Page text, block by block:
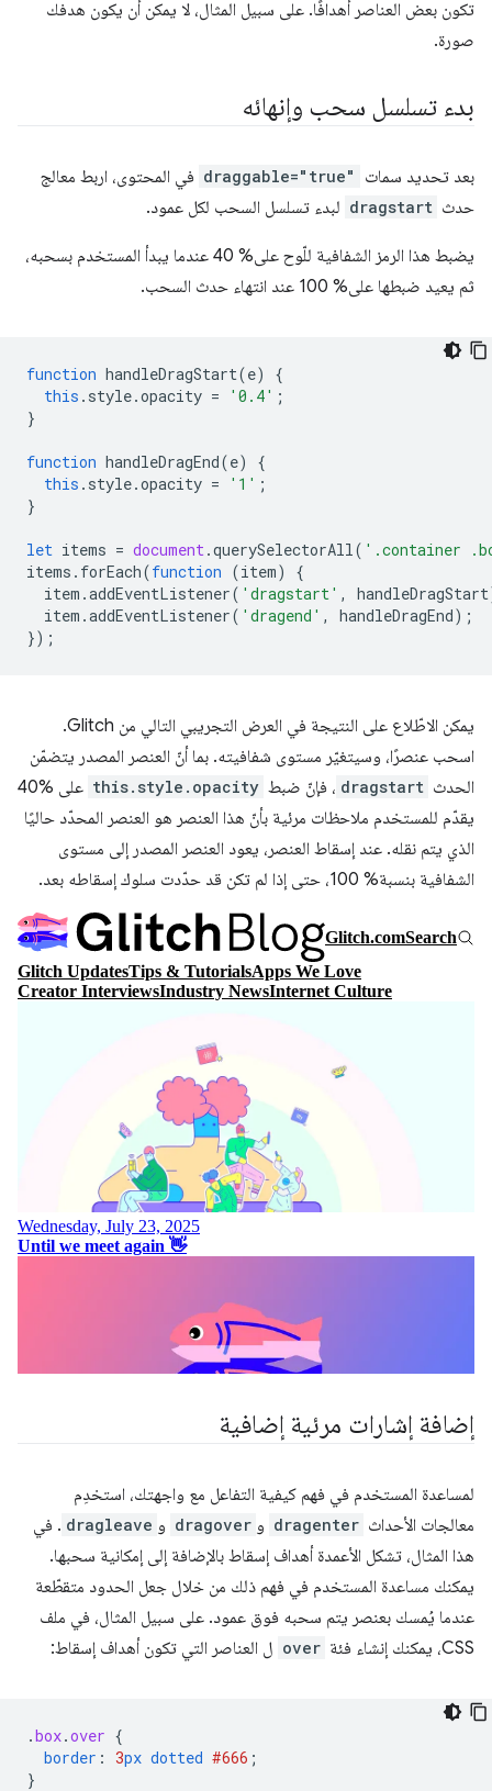
تكون بعض العناصر أهدافًا. على سبيل المثال، لا يمكن أن يكون هدفك
صورة.
بدء تسلسل سحب وإنهائه
بعد تحديد سمات draggable="true" في المحتوى، اربط معالج
حدث dragstart لبدء تسلسل السحب لكل عمود.
يضبط هذا الرمز الشفافية للّوح على% 40 عندما يبدأ المستخدم بسحبه،
ثم يعيد ضبطها على% 100 عند انتهاء حدث السحب.
function handleDragStart(e)
{
this . style.opacity = '0.4' ;
}
function handleDragEnd(e)
{
this . style.opacity = '1' ;
}
let items = document.querySelectorAll( '.container
items . forEach(function (item)
{
item .addEventListener( 'dragstart' , handleDragStart
item .addEventListener( 'dragend' , handleDragEnd);
});
يمكن الاطّلاع على النتيجة في العرض التجريبي التالي من Glitch.
اسحب عنصرًا، وسيتغيّر مستوى شفافيته. بما أنّ العنصر المصدر يتضمّن
الحدث dragstart ، فإنّ ضبط this.style.opacity
على ‎40%
يقدّم للمستخدم ملاحظات مرئية بأنّ هذا العنصر هو العنصر المحدّد حاليًا
الذي يتم نقله. عند إسقاط العنصر، يعود العنصر المصدر إلى مستوى
الشفافية بنسبة% 100، حتى إذا لم تكن قد حدّدت سلوك إسقاطه بعد.
إضافة إشارات مرئية إضافية
لمساعدة المستخدم في فهم كيفية التفاعل مع واجهتك، استخدِم
معالجات الأحداث dragenter و dragover و dragleave . في
هذا المثال، تشكل الأعمدة أهداف إسقاط بالإضافة إلى إمكانية سحبها.
يمكنك مساعدة المستخدم في فهم ذلك من خلال جعل الحدود متقطّعة
عندما يُمسك بعنصر يتم سحبه فوق عمود. على سبيل المثال، في ملف
CSS، يمكنك إنشاء فئة
over ل العناصر التي تكون أهداف إسقاط:
.box.over {
border : 3px dotted #666 ;
}